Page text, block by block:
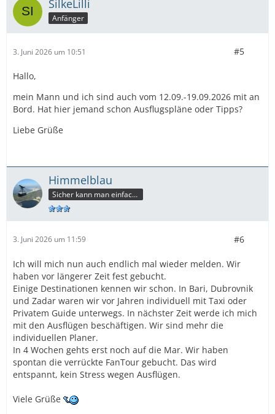
SilkeLilli
Anfänger
3. Juni 2026 um 10:51 #5
Hallo,
mein Mann und ich sind auch vom 12.09.-19.09.2026 mit an
Bord. Hat hier jemand schon Ausflugspläne oder Tipps?
Liebe Grüße
Himmelblau
Sicher kann man einfacher reisen,aber dann würden wir einiges verpassen.
3. Juni 2026 um 11:59 #6
Ich will mich nun auch endlich mal wieder melden. Wir
haben vor längerer Zeit fest gebucht.
Einige Destinationen kennen wir schon. In Bari, Dubrovnik
und Zadar waren wir vor Jahren individuell mit Taxi oder
Privatem Guide unterwegs. In nächster Zeit werde ich mich
mit den Ausflügen beschäftigen. Wir sind mehr die
individuellen Planer.
In 4 Wochen gehts erst noch auf die Mar. Wir haben
spontan die verrückte FanTour gebucht. Das wird
entspannt, kein Stress wegen Ausflügen.
Viele Grüße